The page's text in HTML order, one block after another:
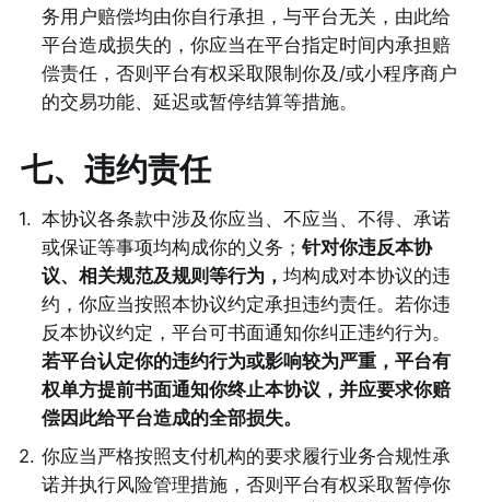
务用户赔偿均由你自行承担，与平台无关，由此给
平台造成损失的，你应当在平台指定时间内承担赔
偿责任，否则平台有权采取限制你及/或小程序商户
的交易功能、延迟或暂停结算等措施。
七、违约责任
1. 本协议各条款中涉及你应当、不应当、不得、承诺
或保证等事项均构成你的义务；针对你违反本协
议、相关规范及规则等行为，均构成对本协议的违
约，你应当按照本协议约定承担违约责任。若你违
反本协议约定，平台可书面通知你纠正违约行为。
若平台认定你的违约行为或影响较为严重，平台有
权单方提前书面通知你终止本协议，并应要求你赔
偿因此给平台造成的全部损失。
2. 你应当严格按照支付机构的要求履行业务合规性承
诺并执行风险管理措施，否则平台有权采取暂停你